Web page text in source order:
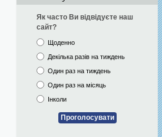
Як часто Ви відвідуєте наш
сайт?
Щоденно
Декілька разів на тиждень
Один раз на тиждень
Один раз на місяць
Інколи